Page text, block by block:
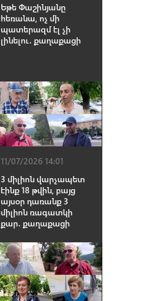
Եթե Փաշինյանը
հեռանա, ոչ մի
պատերազմ էլ չի
լինելու․ քաղաքացի
11/07/2026 14:01
3 միլիոն վարչապետ
էինք 18 թվին, բայց
այսօր դառանք 3
միլիոն ռագատկի
քար․ քաղաքացի